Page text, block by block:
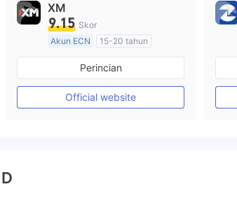
XM
9.15 Skor
Akun ECN
15-20 tahun
Diatur di Australia
Market Maker (MM)
Lisensi Penuh MT4
Perincian
Official website
D